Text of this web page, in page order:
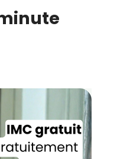
à ce que la société
sur le terminal que
Pour en savoir plus sur ces
politique de confidentialité
mon cadeau !